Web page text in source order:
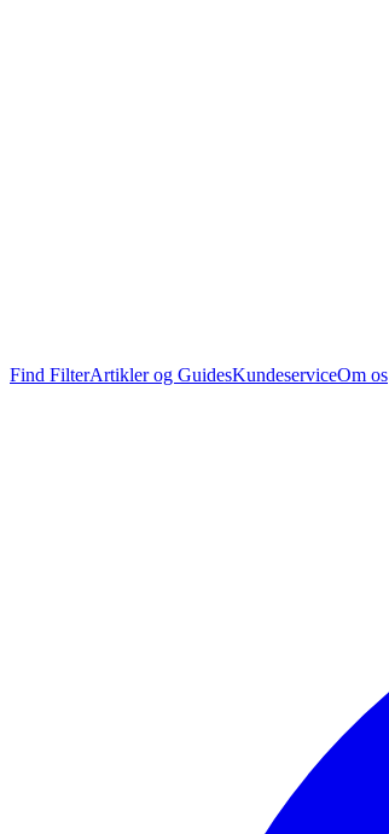
Find FilterArtikler og GuidesKundeserviceOm os